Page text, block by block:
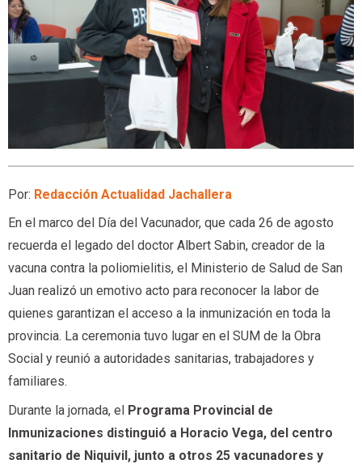
Por: Redacción Actualidad Jachallera
En el marco del Día del Vacunador, que cada 26 de agosto
recuerda el legado del doctor Albert Sabin, creador de la
vacuna contra la poliomielitis, el Ministerio de Salud de San
Juan realizó un emotivo acto para reconocer la labor de
quienes garantizan el acceso a la inmunización en toda la
provincia. La ceremonia tuvo lugar en el SUM de la Obra
Social y reunió a autoridades sanitarias, trabajadores y
familiares.
Durante la jornada, el Programa Provincial de
Inmunizaciones distinguió a Horacio Vega, del centro
sanitario de Niquivil, junto a otros 25 vacunadores y